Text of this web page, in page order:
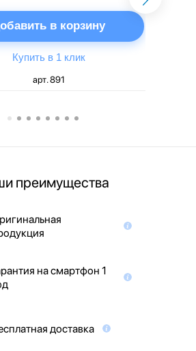
в корзину
Купить в 1 клик
арт. 891
преимущества
на смартфон 1
доставка